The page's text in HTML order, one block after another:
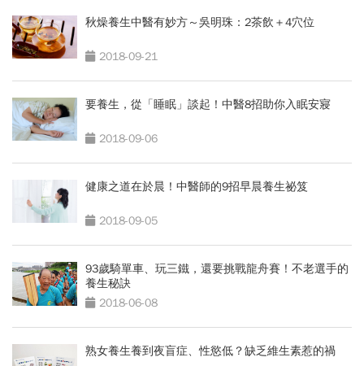
秋燥養生中醫有妙方～吳明珠：2茶飲＋4穴位
2018-09-21
要養生，從「睡眠」談起！中醫8招助你入眠安寢
2018-09-06
健康之道在於晨！中醫師的9招早晨養生祕笈
2018-09-05
93歲騎單車、玩三鐵，還要挑戰龍舟賽！不老選手的
養生秘訣
2018-06-08
熟女養生養到夜盲症、性慾低？缺乏維生素惹的禍